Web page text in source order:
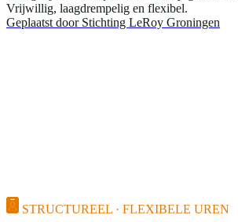
Vrijwillig, laagdrempelig en flexibel.
Geplaatst door Stichting LeRoy Groningen
STRUCTUREEL · FLEXIBELE UREN